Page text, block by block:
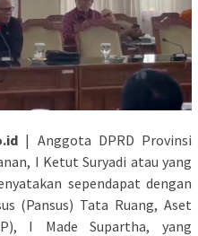
| Anggota DPRD Provinsi
I Ketut Suryadi atau yang
sependapat dengan
(Pansus) Tata Ruang, Aset
I Made Supartha, yang